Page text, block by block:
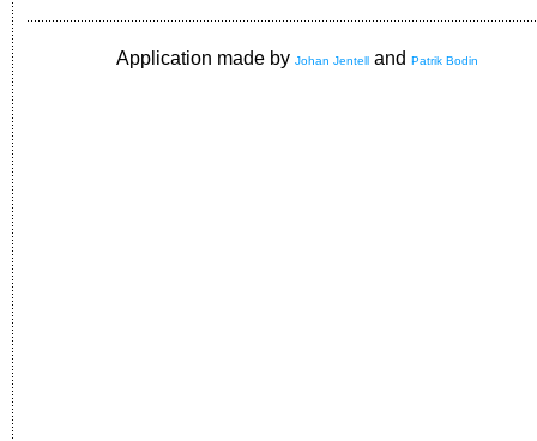
Application made by Johan Jentell and Patrik Bodin